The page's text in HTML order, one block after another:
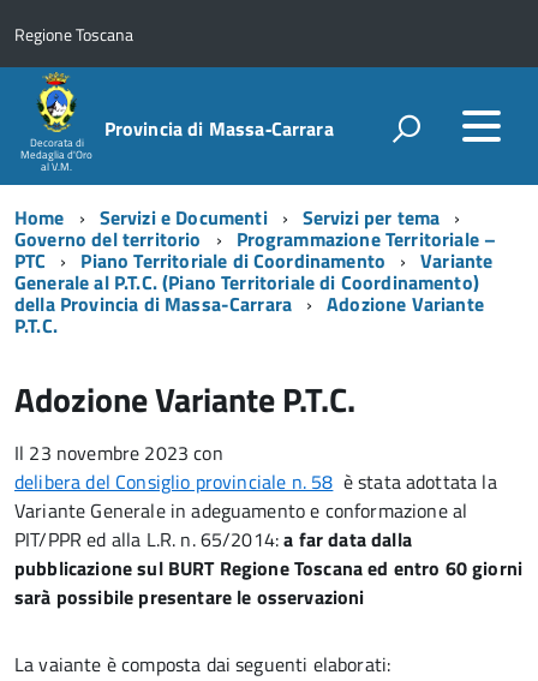
Regione Toscana
Decorata di
Medaglia d'Oro
al V.M.
Provincia di Massa‑Carrara
Home Servizi e Documenti Servizi per tema
Governo del territorio Programmazione Territoriale –
PTC Piano Territoriale di Coordinamento Variante
Generale al P.T.C. (Piano Territoriale di Coordinamento)
della Provincia di Massa-Carrara Adozione Variante
P.T.C.
Adozione Variante P.T.C.
Il 23 novembre 2023 con
delibera del Consiglio provinciale n. 58 è stata adottata la
Variante Generale in adeguamento e conformazione al
PIT/PPR ed alla L.R. n. 65/2014:a far data dalla
pubblicazione sul BURT Regione Toscana ed entro 60 giorni
sarà possibile presentare le osservazioni
La vaiante è composta dai seguenti elaborati: